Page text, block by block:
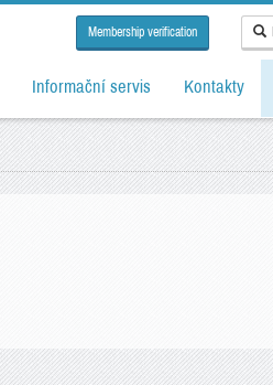
Membership verification
Informační servis Kontakty